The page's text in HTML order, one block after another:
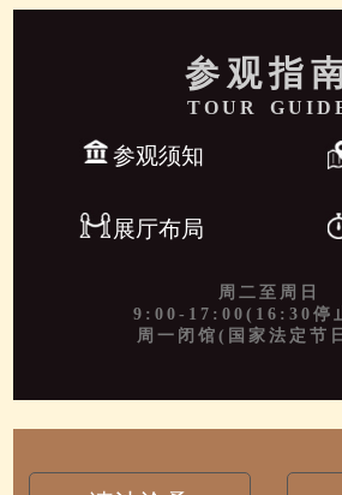
参观指
TOUR
参观须知
展厅布局
周二至周日
9:00-17:00(16:30停
周一闭馆(国家法定节